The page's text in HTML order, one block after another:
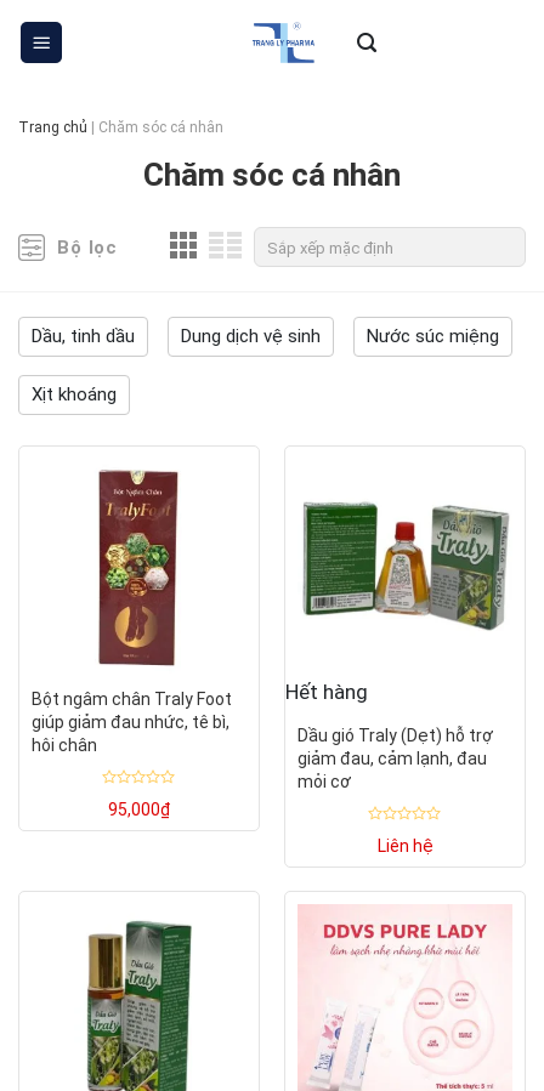
Skip
Trang chủ Chăm sóc cá nhân
Chăm sóc cá nhân
Bộ lọc
Dầu, tinh dầu Dung dịch vệ sinh Nước súc miệng
Xịt khoáng
Bột ngâm chân Traly Foot
giúp giảm đau nhức, tê bì,
hôi chân
xếp
hạng
95,000₫
Hết hàng
Dầu gió Traly (Dẹt) hỗ trợ
giảm đau, cảm lạnh, đau
mỏi cơ
xếp
hạng
5
sao
Liên hệ